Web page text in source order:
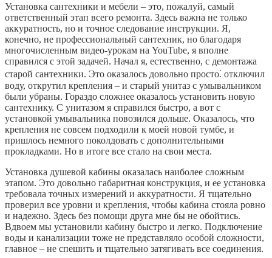
Установка сантехники и мебели – это, пожалуй, самый
ответственный этап всего ремонта. Здесь важна не только
аккуратность, но и точное следование инструкции. Я,
конечно, не профессиональный сантехник, но благодаря
многочисленным видео-урокам на YouTube, я вполне
справился с этой задачей. Начал я, естественно, с демонтажа
старой сантехники. Это оказалось довольно просто⁚ отключил
воду, открутил крепления – и старый унитаз с умывальником
были убраны. Гораздо сложнее оказалось установить новую
сантехнику. С унитазом я справился быстро, а вот с
установкой умывальника повозился дольше. Оказалось, что
крепления не совсем подходили к моей новой тумбе, и
пришлось немного поколдовать с дополнительными
прокладками. Но в итоге все стало на свои места.
Установка душевой кабины оказалась наиболее сложным
этапом. Это довольно габаритная конструкция, и ее установка
требовала точных измерений и аккуратности. Я тщательно
проверил все уровни и крепления, чтобы кабина стояла ровно
и надежно. Здесь без помощи друга мне бы не обойтись.
Вдвоем мы установили кабину быстро и легко. Подключение
воды и канализации тоже не представляло особой сложности,
главное – не спешить и тщательно затягивать все соединения.